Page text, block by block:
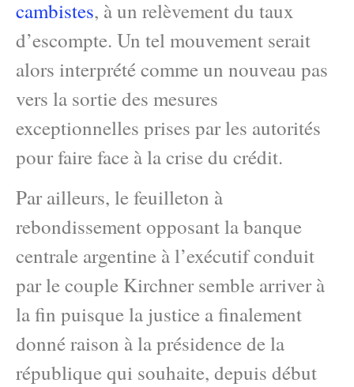
cambistes, à un relèvement du taux
d’escompte. Un tel mouvement serait
alors interprété comme un nouveau pas
vers la sortie des mesures
exceptionnelles prises par les autorités
pour faire face à la crise du crédit.
Par ailleurs, le feuilleton à
rebondissement opposant la banque
centrale argentine à l’exécutif conduit
par le couple Kirchner semble arriver à
la fin puisque la justice a finalement
donné raison à la présidence de la
république qui souhaite, depuis début